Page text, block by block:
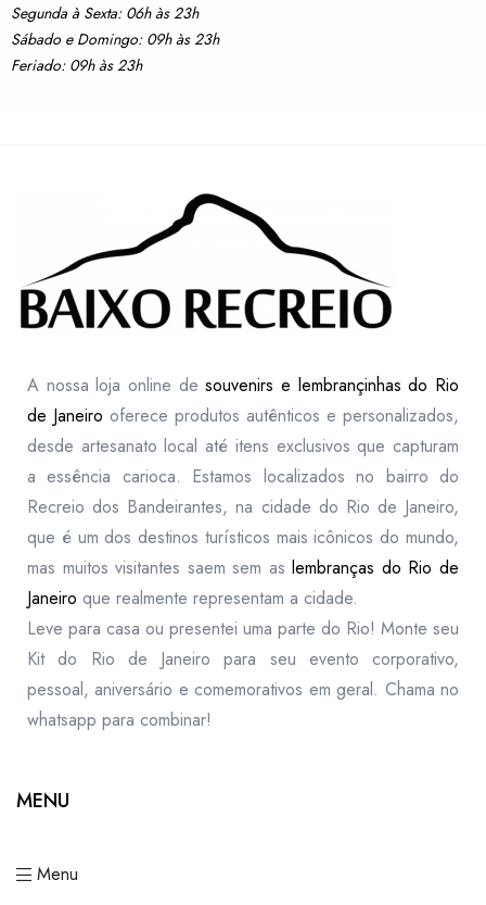
Segunda à Sexta: 06h às 23h
Sábado e Domingo: 09h às 23h
Feriado: 09h às 23h
A nossa loja online desouvenirs e lembrançinhas do Rio
de Janeiro oferece produtos autênticos e personalizados,
desde artesanato local até itens exclusivos que capturam
a essência carioca. Estamos localizados no bairro do
Recreio dos Bandeirantes, na cidade do Rio de Janeiro,
que é um dos destinos turísticos mais icônicos do mundo,
mas muitos visitantes saem sem aslembranças do Rio de
Janeiro que realmente representam a cidade.
Leve para casa ou presentei uma parte do Rio! Monte seu
Kit do Rio de Janeiro para seu evento corporativo,
pessoal, aniversário e comemorativos em geral. Chama no
whatsapp para combinar!
MENU
Menu